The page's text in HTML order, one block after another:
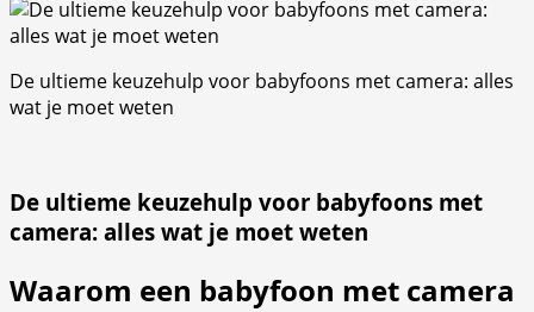
De ultieme keuzehulp voor babyfoons met camera: alles
wat je moet weten
De ultieme keuzehulp voor babyfoons met
camera: alles wat je moet weten
Waarom een babyfoon met camera